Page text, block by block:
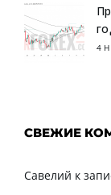
4
СВЕЖИЕ
Савелий к